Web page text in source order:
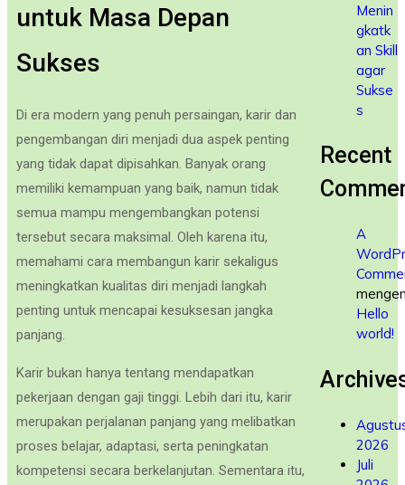
untuk Masa Depan
Sukses
Di era modern yang penuh persaingan, karir dan
pengembangan diri menjadi dua aspek penting
yang tidak dapat dipisahkan. Banyak orang
memiliki kemampuan yang baik, namun tidak
semua mampu mengembangkan potensi
tersebut secara maksimal. Oleh karena itu,
memahami cara membangun karir sekaligus
meningkatkan kualitas diri menjadi langkah
penting untuk mencapai kesuksesan jangka
panjang.
Karir bukan hanya tentang mendapatkan
pekerjaan dengan gaji tinggi. Lebih dari itu, karir
merupakan perjalanan panjang yang melibatkan
proses belajar, adaptasi, serta peningkatan
kompetensi secara berkelanjutan. Sementara itu,
Menin
gkatk
an Skill
agar
Sukse
s
Recent
A
Hello
world!
2026
Juli